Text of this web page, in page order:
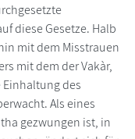
diese Gesetze. Halb
mit dem Misstrauen
mit dem der Vakàr,
des
Als eines
gezwungen ist, in